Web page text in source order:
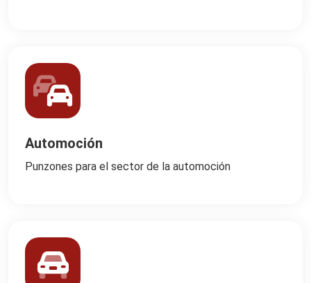
Automoción
Punzones para el sector de la automoción